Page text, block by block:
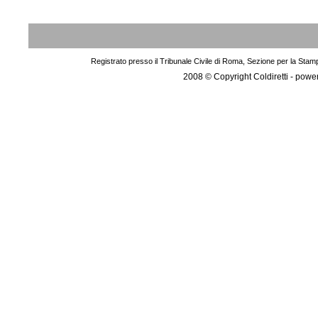
Registrato presso il Tribunale Civile di Roma, Sezione per la
2008 © Copyright Coldiretti -